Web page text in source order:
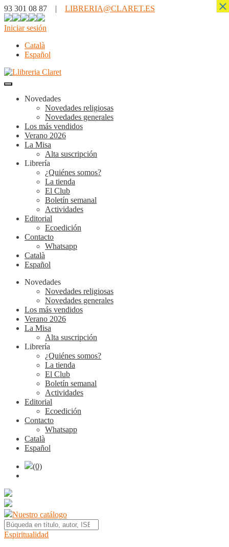
93 301 08 87 | LIBRERIA@CLARET.ES
Iniciar sesión
Català
Español
Novedades
Novedades religiosas
Novedades generales
Los más vendidos
Verano 2026
La Misa
Alta suscripción
Librería
¿Quiénes somos?
La tienda
El Club
Boletín semanal
Actividades
Editorial
Ecoedición
Contacto
Whatsapp
Català
Español
Novedades
Novedades religiosas
Novedades generales
Los más vendidos
Verano 2026
La Misa
Alta suscripción
Librería
¿Quiénes somos?
La tienda
El Club
Boletín semanal
Actividades
Editorial
Ecoedición
Contacto
Whatsapp
Català
Español
(0)
Nuestro catálogo
Espiritualidad
×